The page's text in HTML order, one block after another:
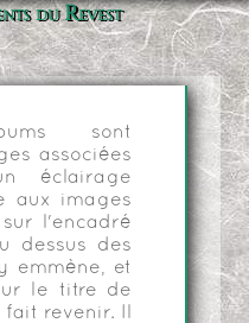
du Revest
sont
associées
éclairage
aux images
l'encadré
dessus des
emmène, et
le titre de
fait revenir. Il